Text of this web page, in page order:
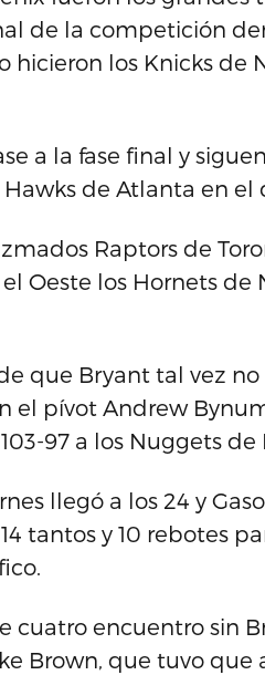
de la competición
los Knicks de
a la fase final y
de Atlanta en el
Raptors de
Oeste los Hornets de
que Bryant tal vez
el pívot Andrew
97 a los Nuggets de
llegó a los 24 y
tantos y 10 rebotes
cuatro encuentro sin
Brown, que tuvo que